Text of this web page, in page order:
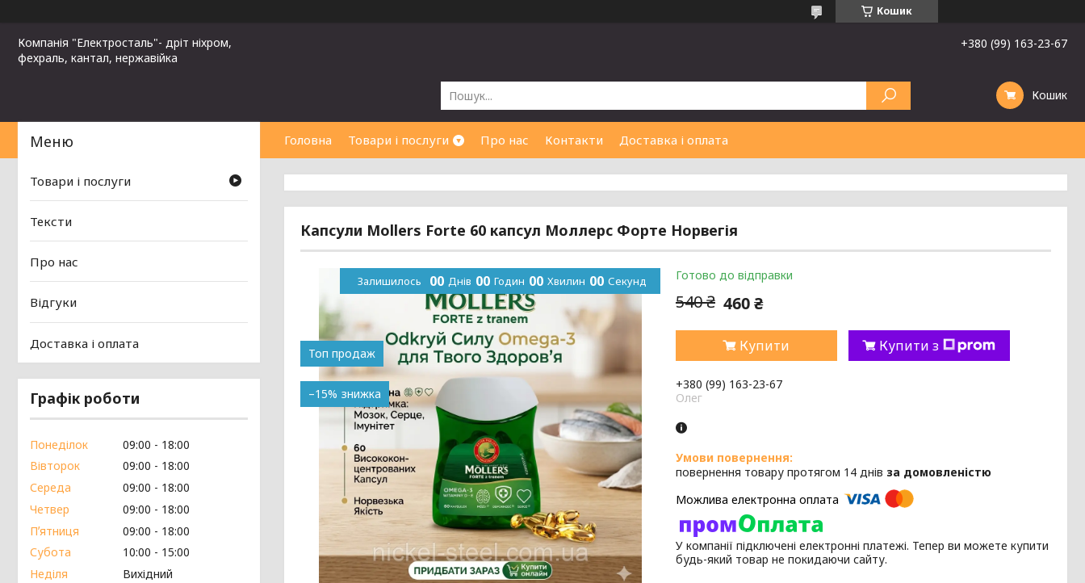
Кошик
Компанія "Електросталь"- дріт ніхром,
фехраль, кантал, нержавійка
+380 (99) 163-23-67
Кошик
Головна Товари і послуги Про нас Контакти Доставка і оплата
Капсули Mollers Forte 60 капсул Моллерс Форте Норвегія
Топ продаж
–15%
Залишилось 00 Днів 00 Годин 00 Хвилин 00 Секунд Готово до відправки
540 ₴ 460 ₴
Купити Купити з
+380 (99) 163-23-67
Олег
повернення товару протягом 14 днів за домовленістю
У компанії підключені електронні платежі. Тепер ви можете купити
будь-який товар не покидаючи сайту.
Товари і послуги
Тексти
Про нас
Відгуки
Доставка і оплата
Графік роботи
Понеділок 09:00
18:00
Вівторок
09:00
18:00
Середа
09:00
18:00
Четвер
09:00
18:00
Пʼятниця
09:00
18:00
Субота
10:00
15:00
Неділя
Вихідний